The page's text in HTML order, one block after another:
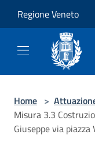
Regione Veneto
Home >
Misura 3.3
Giuseppe via